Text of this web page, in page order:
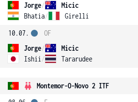
Jorge/
Micic
Bhatia/ Girelli
10.07.
Jorge/
Micic
Ishii / Tararudee
OF
Montemor-O-Novo 2 ITF